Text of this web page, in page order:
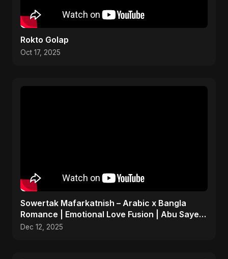
Rokto Golap
Oct 17, 2025
Sowertak Mafarkatnish – Arabic x Bangla
Romance | Emotional Love Fusion | Abu Sayed
#music #shorts
Dec 12, 2025